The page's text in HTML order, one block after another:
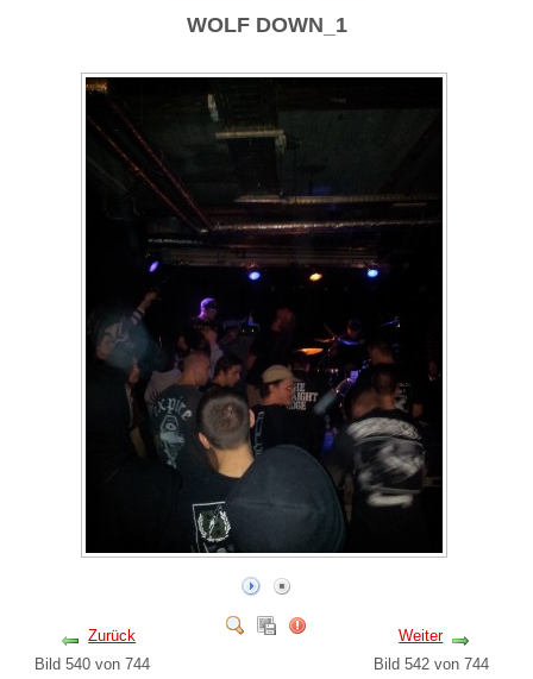
WOLF DOWN_1
Zurück
Bild 540 von 744
Weiter
Bild 542 von 744